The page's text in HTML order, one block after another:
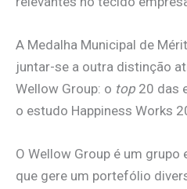
A Medalha Municipal de
juntar-se a outra distinção
Wellow Group: o top 20 das
o estudo Happiness Works
O Wellow Group é um
que gere um portefólio